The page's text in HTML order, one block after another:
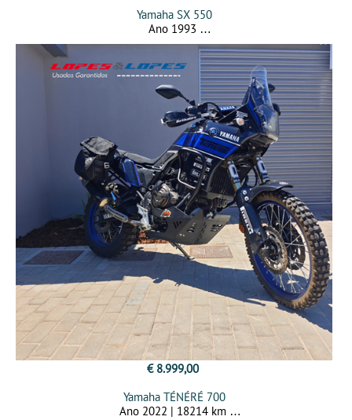
Yamaha SX 550
Ano 1993
€ 8.999,00
Yamaha TÉNÉRÉ 700
Ano 2022 | 18214 km